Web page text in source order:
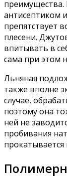
антисептиком
препятствует
плесени.
впитывать в
сама при этом
Льняная
также вполне
случае,
поэтому она
ней не
пробивания
прокатывается